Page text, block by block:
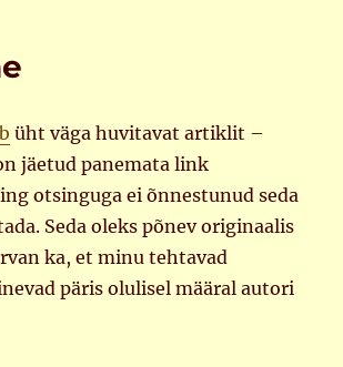
üht väga huvitavat artiklit –
jäetud panemata link
otsinguga ei õnnestunud seda
Seda oleks põnev originaalis
ka, et minu tehtavad
päris olulisel määral autori